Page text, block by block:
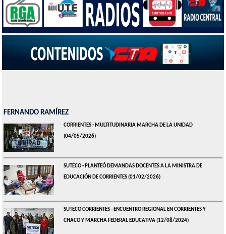
FERNANDO RAMÍREZ
CORRIENTES - MULTITUDINARIA MARCHA DE LA UNIDAD
(04/05/2026)
SUTECO - PLANTEÓ DEMANDAS DOCENTES A LA MINISTRA DE
EDUCACIÓN DE CORRIENTES(01/02/2026)
SUTECO CORRIENTES - ENCUENTRO REGIONAL EN CORRIENTES Y
CHACO Y MARCHA FEDERAL EDUCATIVA(12/08/2024)